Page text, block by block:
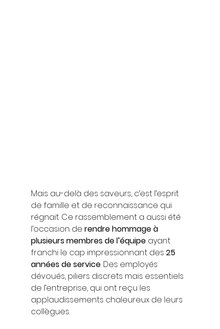
Mais au-delà des saveurs, c’est l’esprit
de famille et de reconnaissance qui
régnait. Ce rassemblement a aussi été
l’occasion de rendre hommage à
plusieurs membres de l’équipe ayant
franchi le cap impressionnant des 25
années de service. Des employés
dévoués, piliers discrets mais essentiels
de l’entreprise, qui ont reçu les
applaudissements chaleureux de leurs
collègues.